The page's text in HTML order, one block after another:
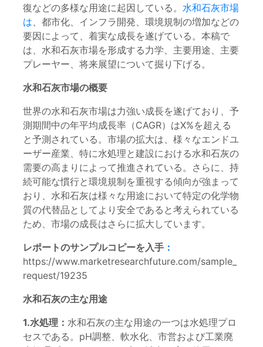
復などの多様な用途に起因している。 水和石灰市場
は 、都市化、インフラ開発、環境規制の増加などの
要因によって、着実な成長を遂げている。本稿で
は、水和石灰市場を形成する力学、主要用途、主要
プレーヤー、将来展望について掘り下げる。
水和石灰市場の概要
世界の水和石灰市場は力強い成長を遂げており、予
測期間中の年平均成長率（CAGR）はX%を超える
と予測されている。市場の拡大は、様々なエンドユ
ーザー産業、特に水処理と建設における水和石灰の
需要の高まりによって推進されている。さらに、持
続可能な慣行と環境規制を重視する傾向が強まって
おり、水和石灰は様々な用途において特定の化学物
質の代替品としてより安全であると考えられている
ため、市場の成長はさらに拡大しています。
レポートのサンプルコピーを入手 ：
https://www.marketresearchfuture.com/sample_
request/19235
水和石灰の主な用途
1.水処理： 水和石灰の主な用途の一つは水処理プロ
セスである。pH調整、軟水化、市営および工業廃